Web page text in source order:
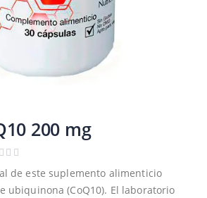
200 mg
de este suplemento alimenticio
ubiquinona (CoQ10). El laboratorio